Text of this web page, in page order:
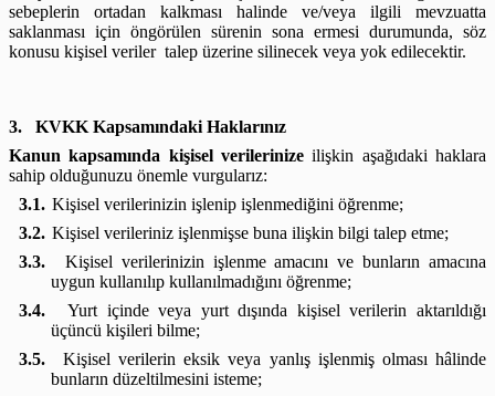
sebeplerin ortadan kalkması halinde ve/veya ilgili mevzuatta
saklanması için öngörülen sürenin sona ermesi durumunda, söz
konusu kişisel veriler talep üzerine silinecek veya yok edilecektir.
3.
KVKK Kapsamındaki Haklarınız
Kanun kapsamında kişisel verilerinizeilişkin aşağıdaki haklara
sahip olduğunuzu önemle vurgularız:
3.1. Kişisel verilerinizin işlenip işlenmediğini öğrenme;
3.2. Kişisel verileriniz işlenmişse buna ilişkin bilgi talep etme;
3.3.
Kişisel verilerinizin işlenme amacını ve bunların amacına
uygun kullanılıp kullanılmadığını öğrenme;
3.4.
Yurt içinde veya yurt dışında kişisel verilerin aktarıldığı
üçüncü kişileri bilme;
3.5.
Kişisel verilerin eksik veya yanlış işlenmiş olması hâlinde
bunların düzeltilmesini isteme;